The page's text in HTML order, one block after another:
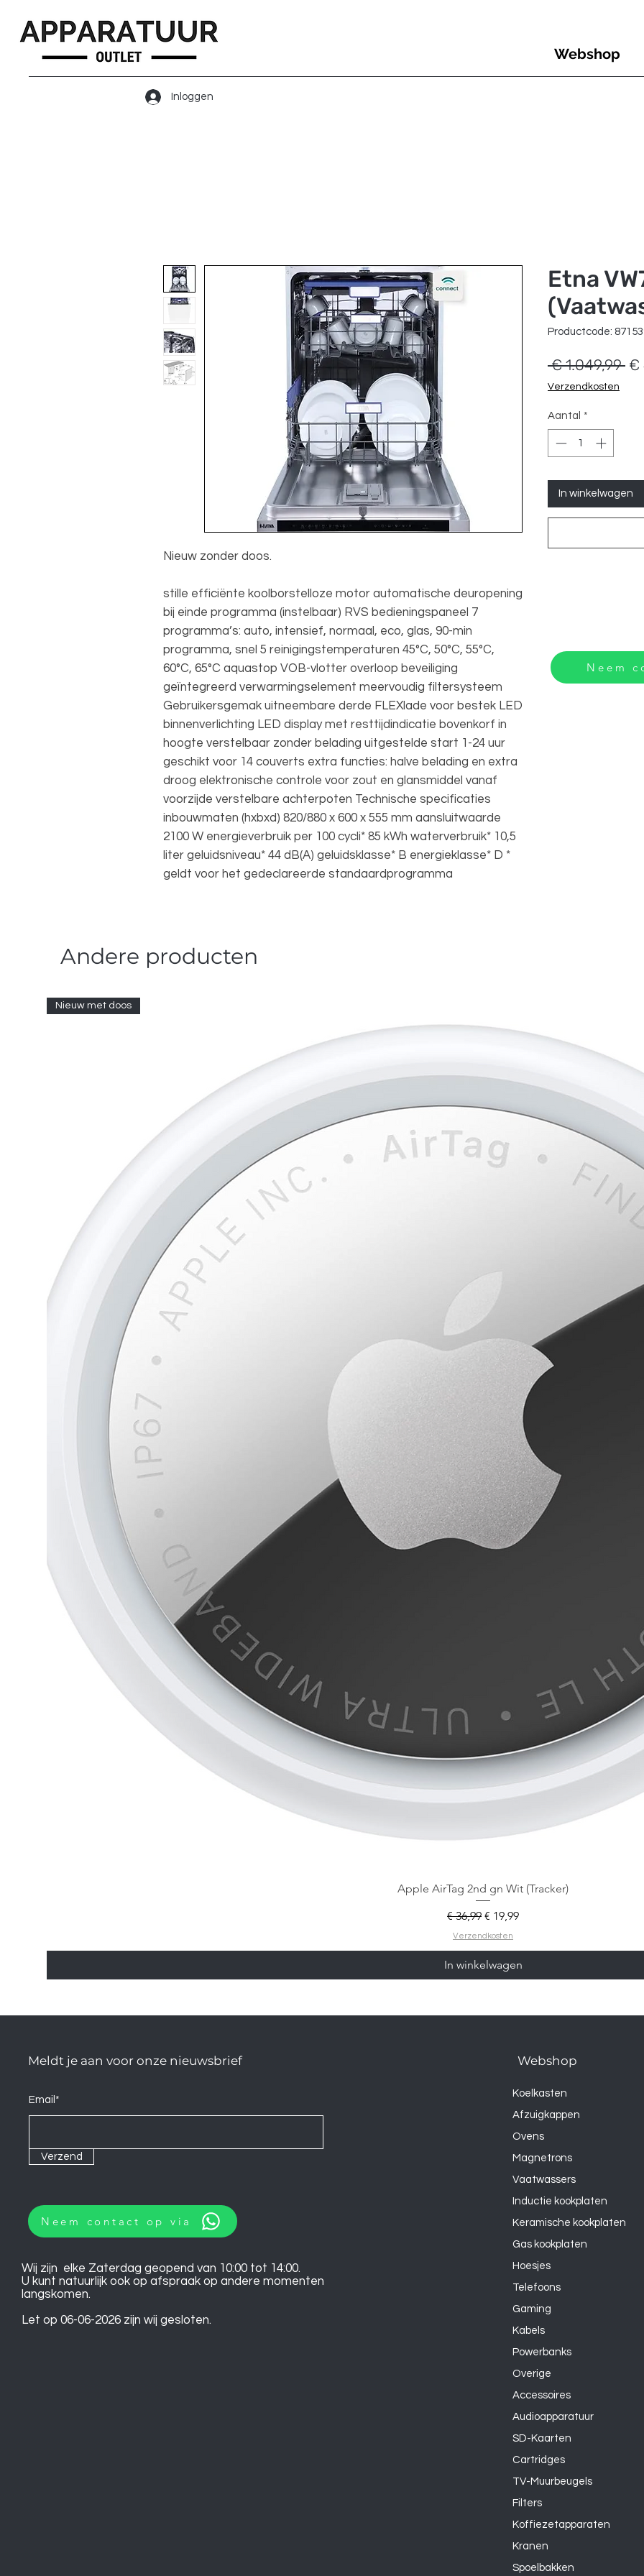
Inloggen
Webshop
Nieuw zonder doos.
stille efficiënte koolborstelloze motor automatische deuropening
bij einde programma (instelbaar) RVS bedieningspaneel 7
programma’s: auto, intensief, normaal, eco, glas, 90-min
programma, snel 5 reinigingstemperaturen 45°C, 50°C, 55°C,
60°C, 65°C aquastop VOB-vlotter overloop beveiliging
geïntegreerd verwarmingselement meervoudig filtersysteem
Gebruikersgemak uitneembare derde FLEXlade voor bestek LED
binnenverlichting LED display met resttijdindicatie bovenkorf in
hoogte verstelbaar zonder belading uitgestelde start 1-24 uur
geschikt voor 14 couverts extra functies: halve belading en extra
droog elektronische controle voor zout en glansmiddel vanaf
voorzijde verstelbare achterpoten Technische specificaties
inbouwmaten (hxbxd) 820/880 x 600 x 555 mm aansluitwaarde
2100 W energieverbruik per 100 cycli* 85 kWh waterverbruik* 10,5
liter geluidsniveau* 44 dB(A) geluidsklasse* B energieklasse* D *
geldt voor het gedeclareerde standaardprogramma
Etna
Productcode:
€ 1.049,99 €
Verzendkosten
Aantal *
In winkelwagen
Neem
Andere producten
Nieuw met doos
Apple AirTag 2nd gn Wit (Tracker)
Normale prijs
€ 36,99 Verkoopprijs
€ 19,99
Verzendkosten
In winkelwagen
Meldt je aan voor onze nieuwsbrief
Email*
Verzend
Neem contact op via
Wij zijn elke Zaterdag geopend van 10:00 tot 14:00.
U kunt natuurlijk ook op afspraak op andere momenten
langskomen.
Let op 06-06-2026 zijn wij gesloten.
Webshop
Koelkasten
Afzuigkappen
Ovens
Magnetrons
Vaatwassers
Inductie kookplaten
Keramische kookplaten
Gas kookplaten
Hoesjes
Telefoons
Gaming
Kabels
Powerbanks
Overige
Accessoires
Audioapparatuur
SD-Kaarten
Cartridges
TV-Muurbeugels
Filters
Koffiezetapparaten
Kranen
Spoelbakken